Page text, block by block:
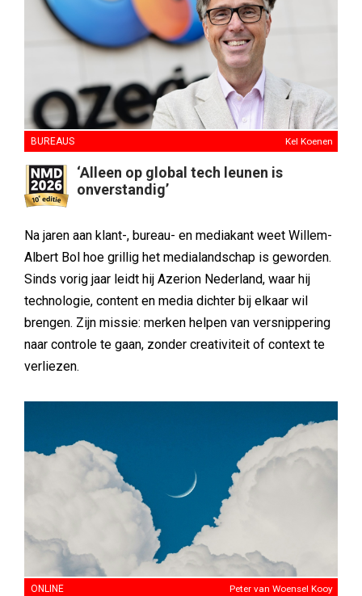
BUREAUS Kel Koenen
‘Alleen op global tech leunen is
onverstandig’
Na jaren aan klant-, bureau- en mediakant weet Willem-
Albert Bol hoe grillig het medialandschap is geworden.
Sinds vorig jaar leidt hij Azerion Nederland, waar hij
technologie, content en media dichter bij elkaar wil
brengen. Zijn missie: merken helpen van versnippering
naar controle te gaan, zonder creativiteit of context te
verliezen.
ONLINE Peter van Woensel Kooy